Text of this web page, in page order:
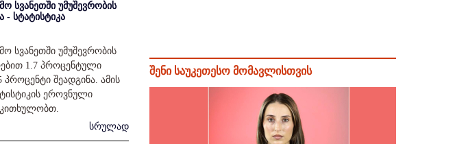
სვანეთში უმუშევრობის
- სტატისტიკა
სვანეთში უმუშევრობის
1.7 პროცენტული
შეადგინა. ამის
ეროვნული
სრულად
შენი საუკეთესო მომავლისთვის